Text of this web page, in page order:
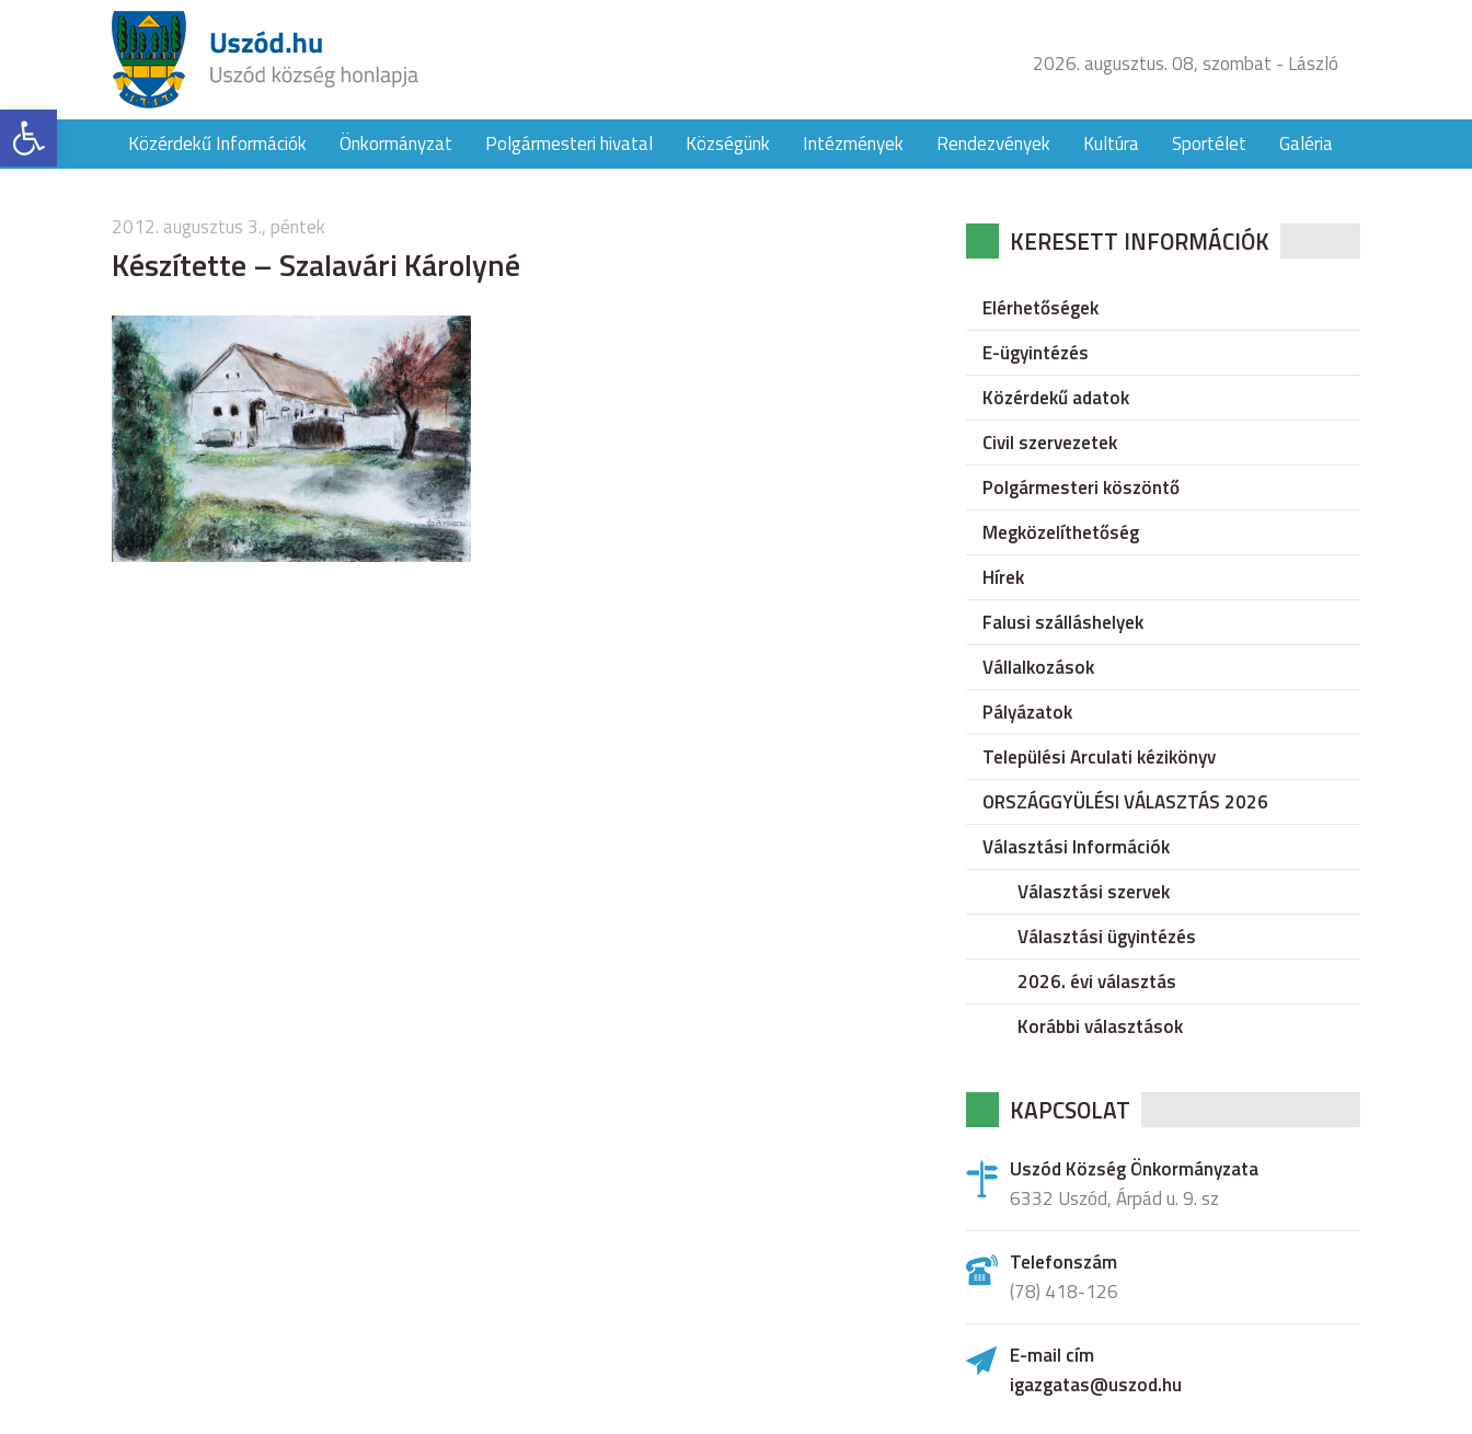
Eszköztár megnyitása
2026. augusztus. 08, szombat - László
Közérdekű Információk Önkormányzat Polgármesteri hivatal Községünk Intézmények Rendezvények Kultúra Sportélet Galéria
2012. augusztus 3., péntek
Készítette – Szalavári Károlyné KERESETT INFORMÁCIÓK
Elérhetőségek
E-ügyintézés
Közérdekű adatok
Civil szervezetek
Polgármesteri köszöntő
Megközelíthetőség
Hírek
Falusi szálláshelyek
Vállalkozások
Pályázatok
Települési Arculati kézikönyv
ORSZÁGGYÜLÉSI VÁLASZTÁS 2026
Választási Információk
Választási szervek
Választási ügyintézés
2026. évi választás
Korábbi választások
KAPCSOLAT
Uszód Község Önkormányzata
6332 Uszód, Árpád u. 9. sz
Telefonszám
(78) 418-126
E-mail cím
igazgatas@uszod.hu